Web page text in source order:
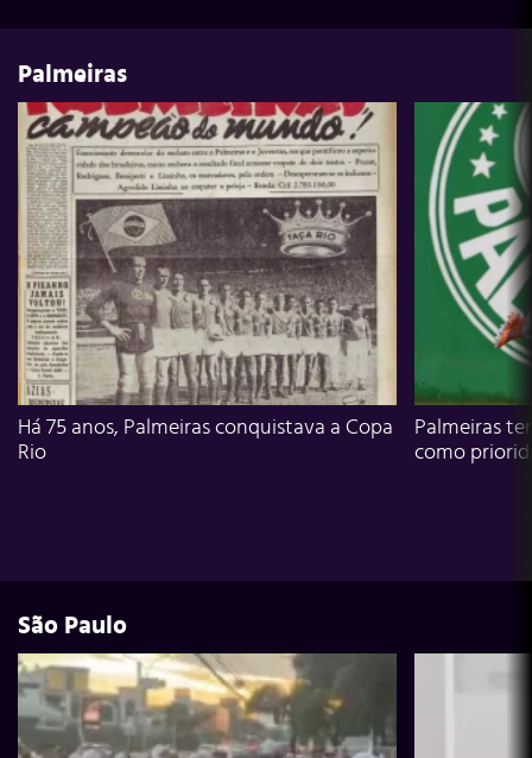
Palmeiras
Há 75 anos, Palmeiras conquistava a Copa
Rio
Palmeiras
como
São Paulo